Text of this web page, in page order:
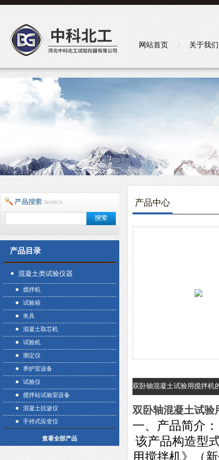
网站首页 关于我们
产品目录
混凝土类试验仪器
搅拌机
试验箱
夹具
混凝土取芯机
试验机
测定仪
养护室设备
试验仪
搅拌站试验室设备
混凝土抗渗仪
手持式应变仪
查看全部产品
产品中心
双卧轴混凝土试验用搅拌机
双卧轴混凝土试验
一、 产品简介：
该产品构造型
用搅拌机》（